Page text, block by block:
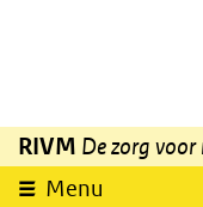
Overslaan en naar de
RIVM De zorg
Menu